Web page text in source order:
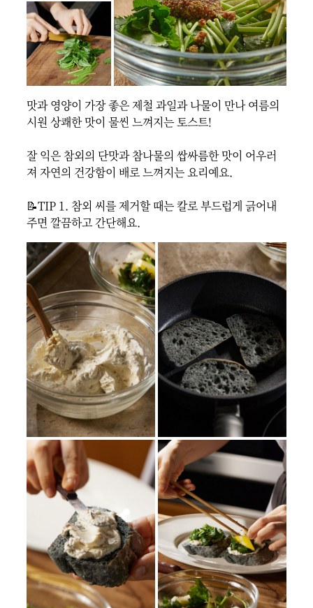
맛과 영양이 가장 좋은 제철 과일과 나물이 만나 여름의
시원 상쾌한 맛이 물씬 느껴지는 토스트!
잘 익은 참외의 단맛과 참나물의 쌉싸름한 맛이 어우러
져 자연의 건강함이 배로 느껴지는 요리예요.
📝TIP 1. 참외 씨를 제거할 때는 칼로 부드럽게 긁어내
주면 깔끔하고 간단해요.